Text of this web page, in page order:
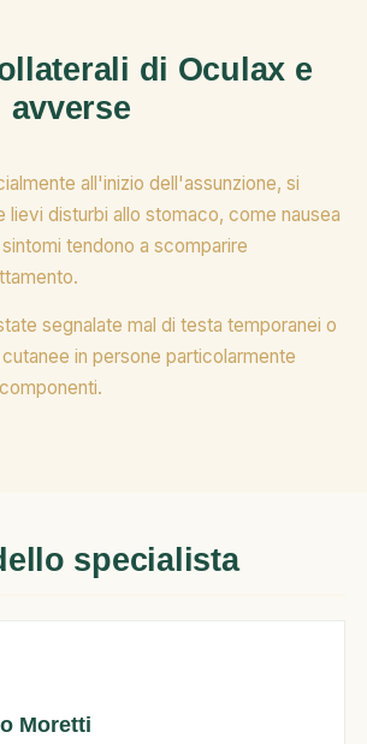
di Oculax e
avverse
all'inizio dell'assunzione, si
disturbi allo stomaco, come nausea
tendono a scomparire
segnalate mal di testa temporanei o
in persone particolarmente
specialista
Moretti